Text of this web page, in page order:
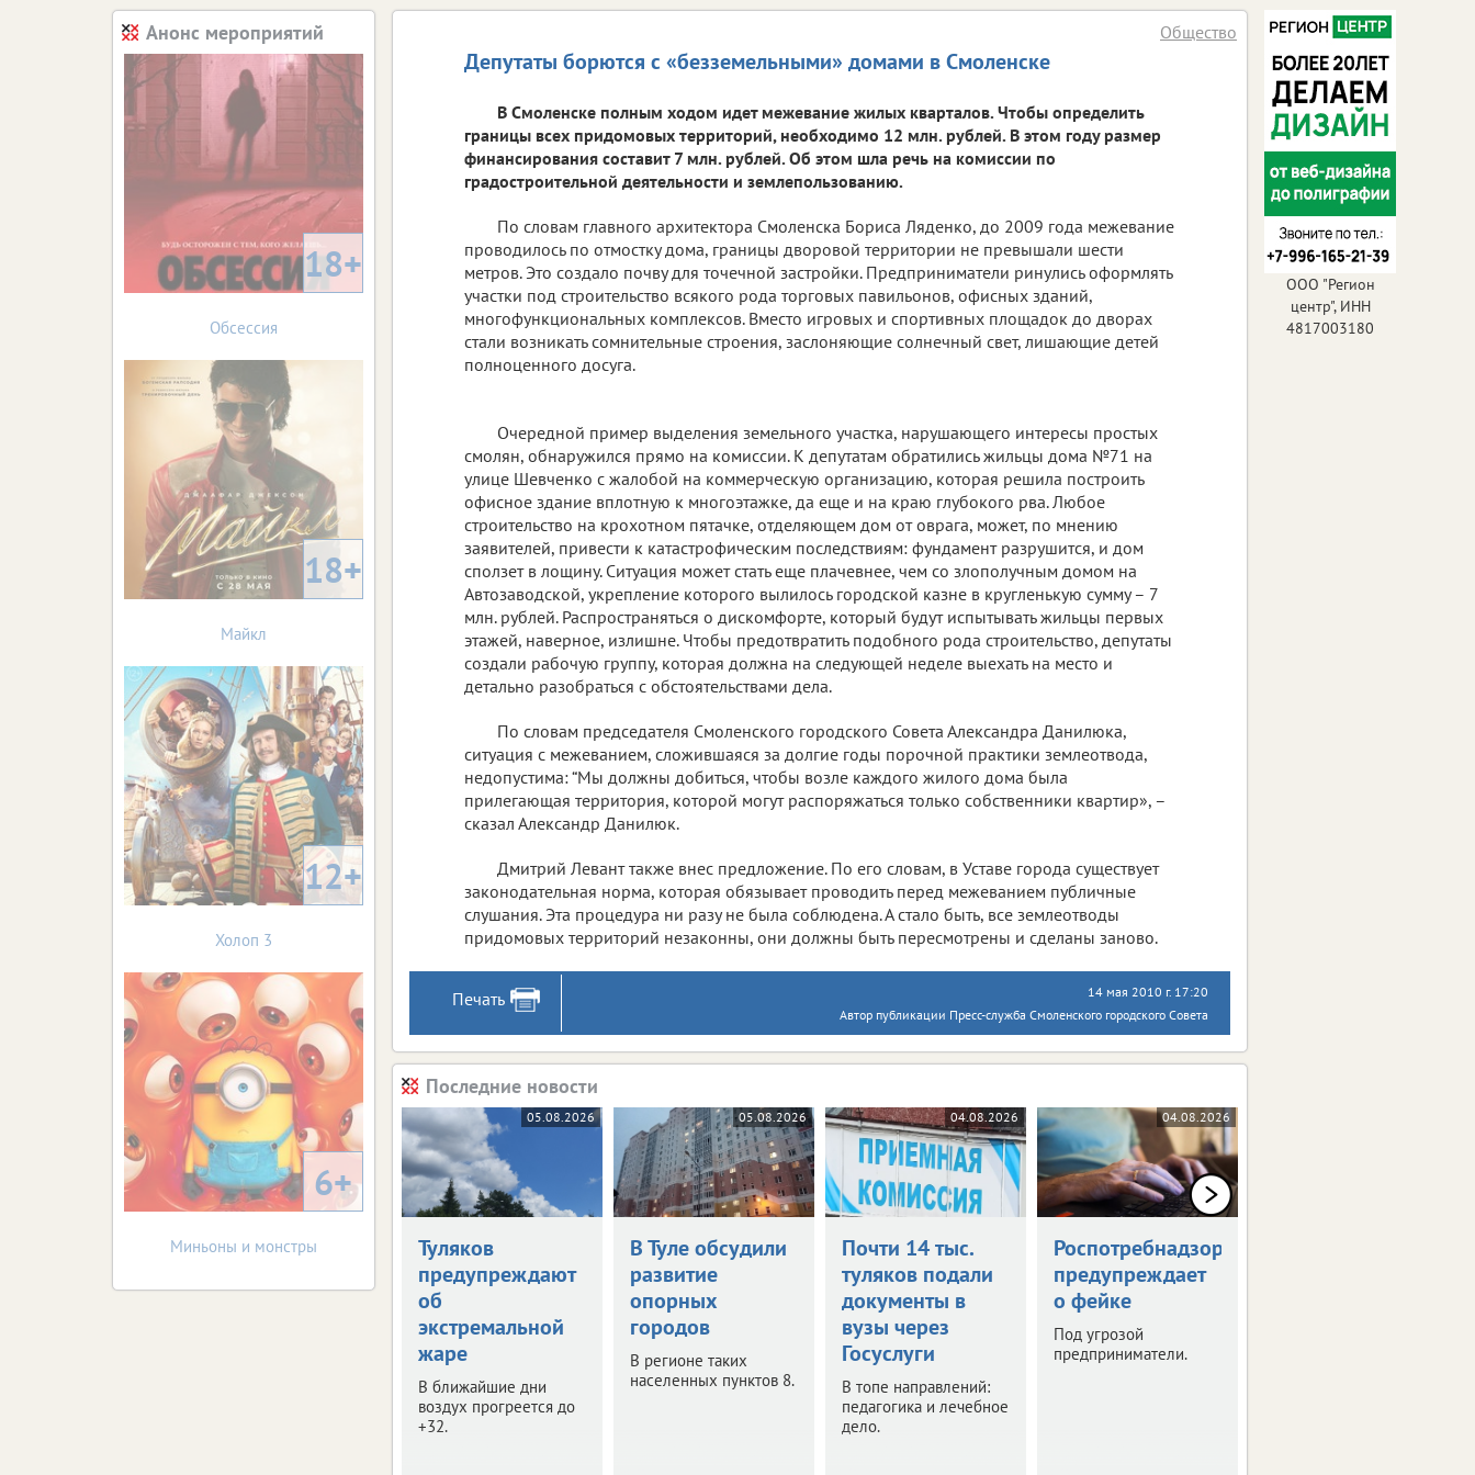
Депутаты борются с «безземельными» домами в Смоленске
Общество
В Смоленске полным ходом идет межевание жилых кварталов. Чтобы определить
границы всех придомовых территорий, необходимо 12 млн. рублей. В этом году размер
финансирования составит 7 млн. рублей. Об этом шла речь на комиссии по
градостроительной деятельности и землепользованию.
По словам главного архитектора Смоленска Бориса Ляденко, до 2009 года межевание
проводилось по отмостку дома, границы дворовой территории не превышали шести
метров. Это создало почву для точечной застройки. Предприниматели ринулись оформлять
участки под строительство всякого рода торговых павильонов, офисных зданий,
многофункциональных комплексов. Вместо игровых и спортивных площадок до дворах
стали возникать сомнительные строения, заслоняющие солнечный свет, лишающие детей
полноценного досуга.
Очередной пример выделения земельного участка, нарушающего интересы простых
смолян, обнаружился прямо на комиссии. К депутатам обратились жильцы дома №71 на
улице Шевченко с жалобой на коммерческую организацию, которая решила построить
офисное здание вплотную к многоэтажке, да еще и на краю глубокого рва. Любое
строительство на крохотном пятачке, отделяющем дом от оврага, может, по мнению
заявителей, привести к катастрофическим последствиям: фундамент разрушится, и дом
сползет в лощину. Ситуация может стать еще плачевнее, чем со злополучным домом на
Автозаводской, укрепление которого вылилось городской казне в кругленькую сумму – 7
млн. рублей. Распространяться о дискомфорте, который будут испытывать жильцы первых
этажей, наверное, излишне. Чтобы предотвратить подобного рода строительство, депутаты
создали рабочую группу, которая должна на следующей неделе выехать на место и
детально разобраться с обстоятельствами дела.
По словам председателя Смоленского городского Совета Александра Данилюка,
ситуация с межеванием, сложившаяся за долгие годы порочной практики землеотвода,
недопустима: “Мы должны добиться, чтобы возле каждого жилого дома была
прилегающая территория, которой могут распоряжаться только собственники квартир», –
сказал Александр Данилюк.
Дмитрий Левант также внес предложение. По его словам, в Уставе города существует
законодательная норма, которая обязывает проводить перед межеванием публичные
слушания. Эта процедура ни разу не была соблюдена. А стало быть, все землеотводы
придомовых территорий незаконны, они должны быть пересмотрены и сделаны заново.
Печать
14 мая 2010 г. 17:20
Автор публикации Пресс-служба Смоленского городского Совета
Последние новости
05.08.2026
Туляков
предупреждают
об
экстремальной
жаре
В ближайшие дни
воздух прогреется до
+32.
05.08.2026
В Туле обсудили
развитие
опорных
городов
В регионе таких
населенных пунктов 8.
04.08.2026
Почти 14 тыс.
туляков подали
документы в
вузы через
Госуслуги
В топе направлений:
педагогика и лечебное
дело.
04.08.2026
Роспотребнадзор
предупреждает
о фейке
Под угрозой
предприниматели.
Анонс мероприятий
18+
Обсессия
18+
Майкл
12+
Холоп 3
6+
Миньоны и монстры
ООО "Регион
центр", ИНН
4817003180